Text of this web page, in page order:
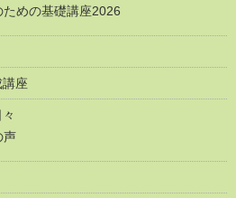
めの基礎講座2026
座
声